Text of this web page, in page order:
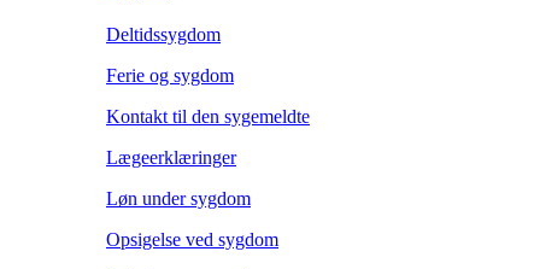
Deltidssygdom
Ferie og sygdom
Kontakt til den sygemeldte
Lægeerklæringer
Løn under sygdom
Opsigelse ved sygdom